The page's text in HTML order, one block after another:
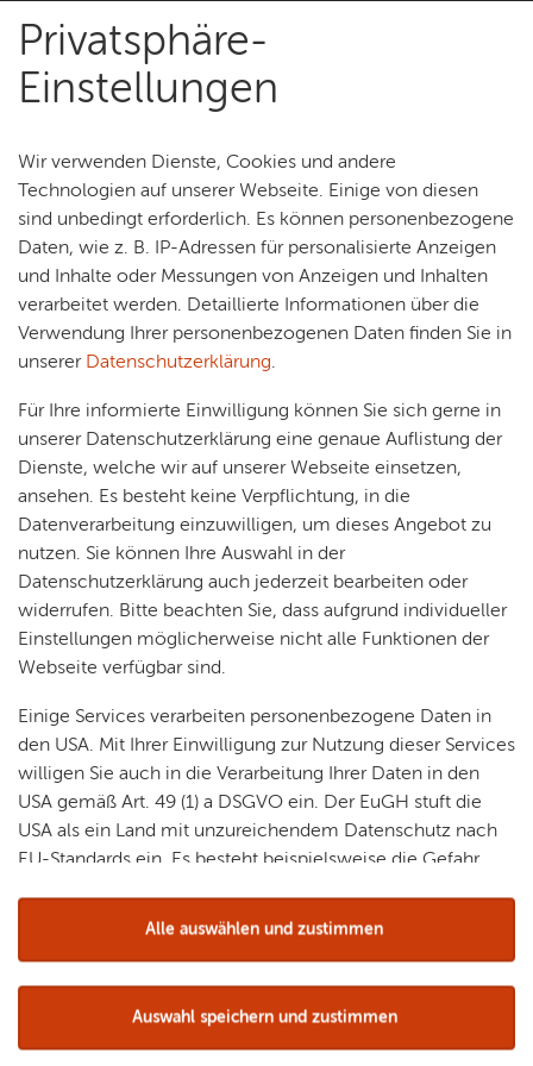
Audioguide Friedrichshafen
Loading this map will connect to external servers which
use cookies and other tracking technologies to
personalize and improve experience. Further information
can be found in our
privacy policy
Allow cookies and load map
Privatsphäre-
Einstellungen
Wir verwenden Dienste, Cookies und andere
Technologien auf unserer Webseite. Einige von diesen
sind unbedingt erforderlich. Es können personenbezogene
Daten, wie z. B. IP-Adressen für personalisierte Anzeigen
und Inhalte oder Messungen von Anzeigen und Inhalten
verarbeitet werden. Detaillierte Informationen über die
Verwendung Ihrer personenbezogenen Daten finden Sie in
unserer Datenschutzerklärung
Für Ihre informierte Einwilligung können Sie sich gerne in
unserer Datenschutzerklärung eine genaue Auflistung der
Dienste, welche wir auf unserer Webseite einsetzen,
ansehen. Es besteht keine Verpflichtung, in die
Datenverarbeitung einzuwilligen, um dieses Angebot zu
nutzen. Sie können Ihre Auswahl in der
Datenschutzerklärung auch jederzeit bearbeiten oder
widerrufen. Bitte beachten Sie, dass aufgrund individueller
Einstellungen möglicherweise nicht alle Funktionen der
Webseite verfügbar sind.
Einige Services verarbeiten personenbezogene Daten in
den USA. Mit Ihrer Einwilligung zur Nutzung dieser Services
willigen Sie auch in die Verarbeitung Ihrer Daten in den
USA gemäß Art. 49 (1) a DSGVO ein. Der EuGH stuft die
USA als ein Land mit unzureichendem Datenschutz nach
EU-Standards ein. Es besteht beispielsweise die Gefahr,
Auswahl speichern und zustimmen
Alle auswählen und zustimmen